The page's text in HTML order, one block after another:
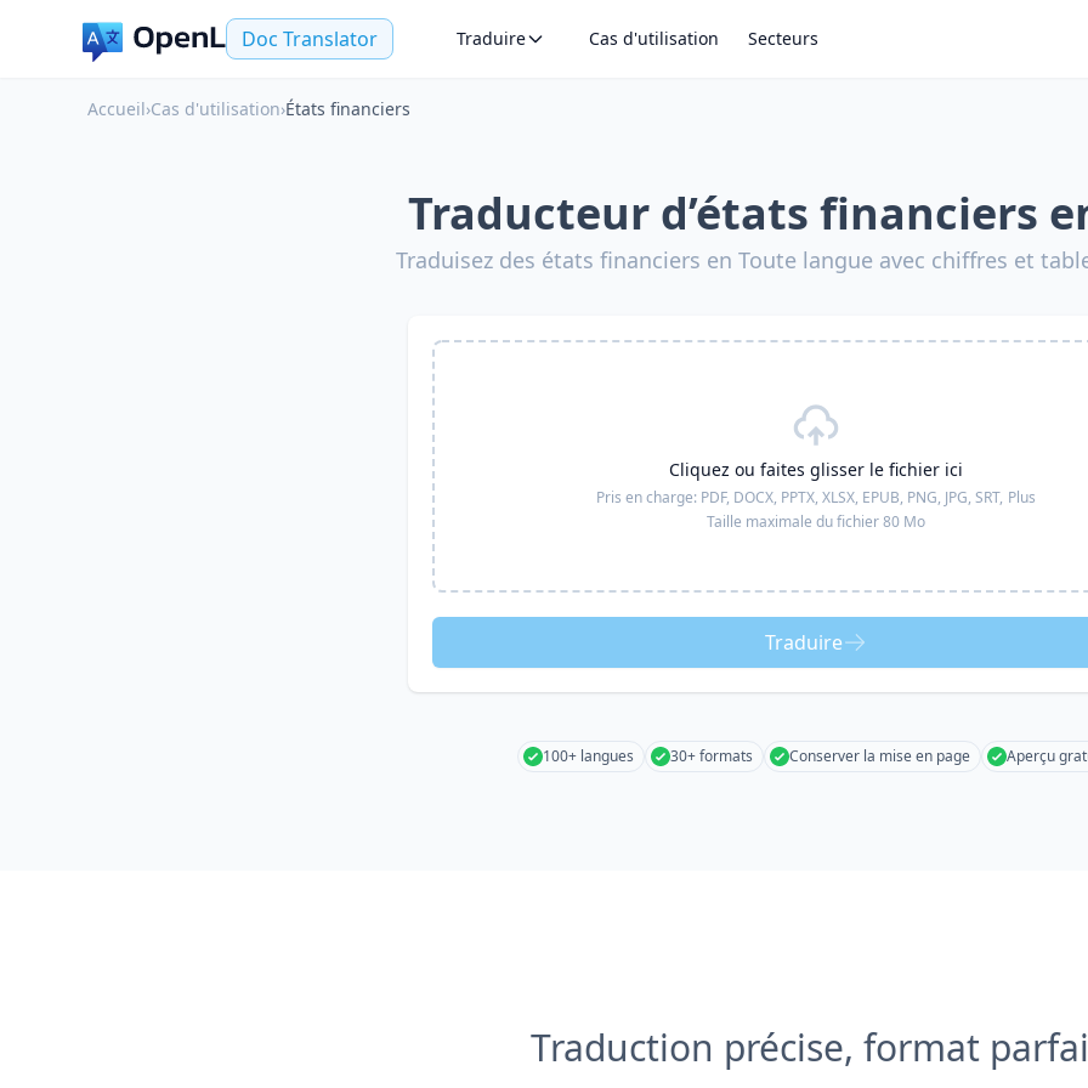
Doc Translator Traduire Cas d'utilisation Secteurs
Accueil›Cas d'utilisation›États financiers
Traducteur d’états financiers
Traduisez des états financiers en Toute langue avec chiffres et
Cliquez ou faites glisser le fichier ici
Pris en charge: PDF, DOCX, PPTX, XLSX, EPUB, PNG, JPG, SRT, Plus
Taille maximale du fichier 80 Mo
Traduire
100+ langues 30+ formats Conserver la mise en page Aperçu
Traduction précise, format